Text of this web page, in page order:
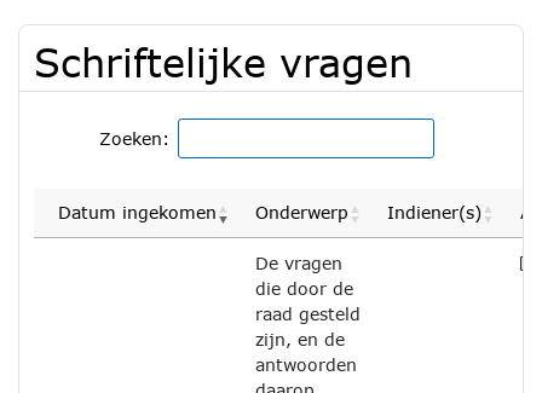
Schriftelijke vragen
Zoeken:
Datum ingekomen Onderwerp Indiener(s)
De vragen
die door de
raad gesteld
zijn, en de
antwoorden